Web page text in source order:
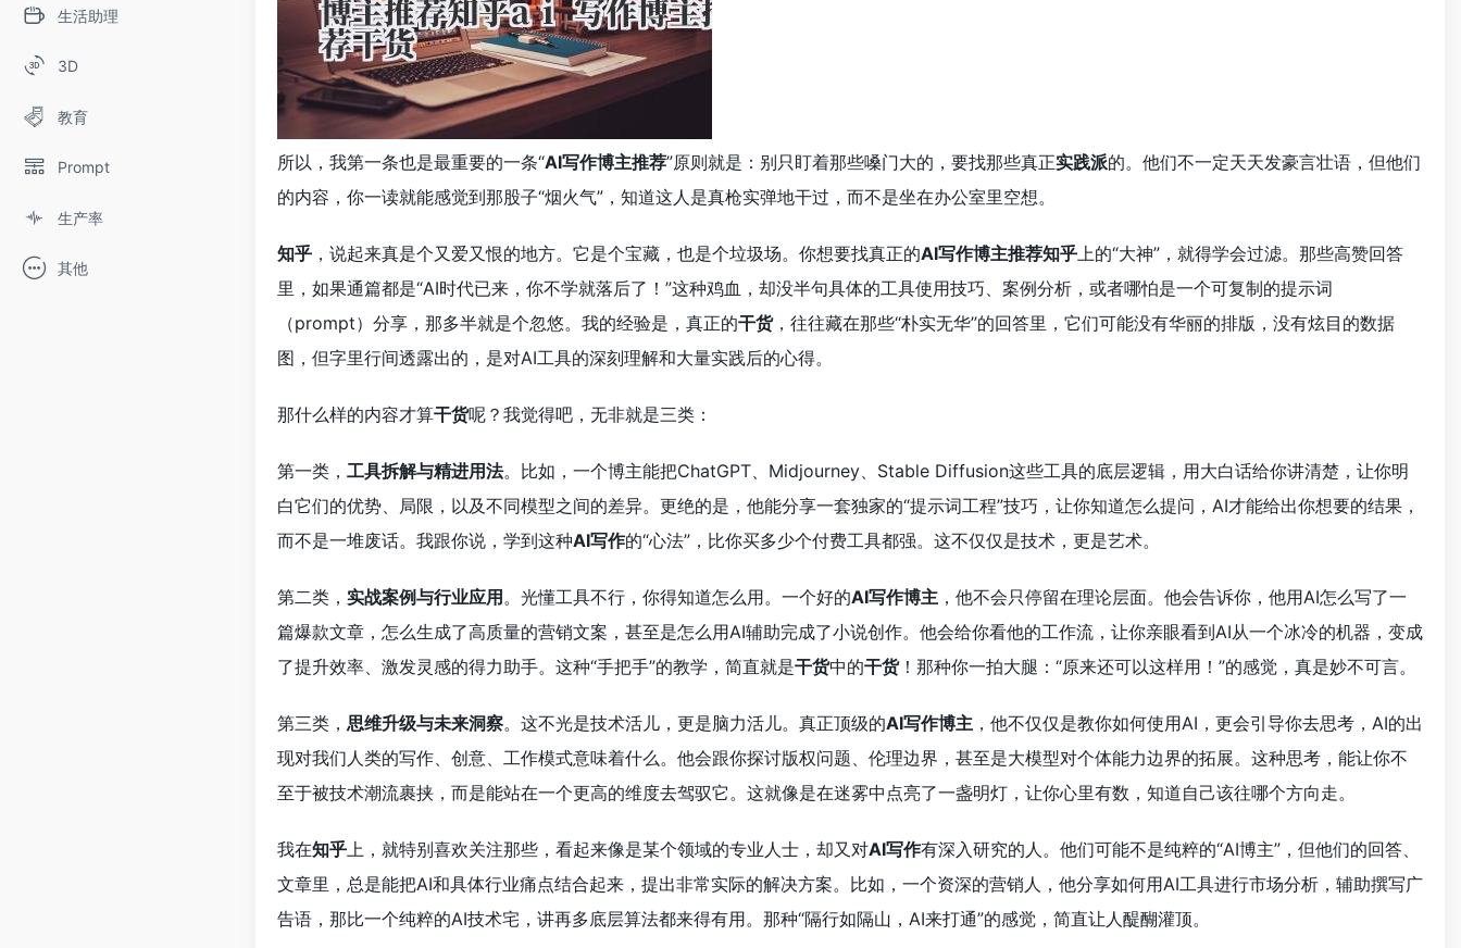
生活助理
3D
教育
Prompt
生产率
其他
所以，我第一条也是最重要的一条“AI写作博主推荐”原则就是：别只盯着那些嗓门大的，要找那些真正实践派的。他们不一定天天发豪言壮语，但他们
的内容，你一读就能感觉到那股子“烟火气”，知道这人是真枪实弹地干过，而不是坐在办公室里空想。
知乎 ，说起来真是个又爱又恨的地方。它是个宝藏，也是个垃圾场。你想要找真正的AI写作博主推荐知乎上的“大神”，就得学会过滤。那些高赞回答
里，如果通篇都是“AI时代已来，你不学就落后了！”这种鸡血，却没半句具体的工具使用技巧、案例分析，或者哪怕是一个可复制的提示词
（prompt）分享，那多半就是个忽悠。我的经验是，真正的干货，往往藏在那些“朴实无华”的回答里，它们可能没有华丽的排版，没有炫目的数据
图，但字里行间透露出的，是对AI工具的深刻理解和大量实践后的心得。
那什么样的内容才算干货呢？我觉得吧，无非就是三类：
第一类， 工具拆解与精进用法。比如，一个博主能把ChatGPT、Midjourney、Stable Diffusion这些工具的底层逻辑，用大白话给你讲清楚，让你明
白它们的优势、局限，以及不同模型之间的差异。更绝的是，他能分享一套独家的“提示词工程”技巧，让你知道怎么提问，AI才能给出你想要的结果，
而不是一堆废话。我跟你说，学到这种AI写作的“心法”，比你买多少个付费工具都强。这不仅仅是技术，更是艺术。
第二类， 实战案例与行业应用 。光懂工具不行，你得知道怎么用。一个好的AI写作博主 ，他不会只停留在理论层面。他会告诉你，他用AI怎么写了一
篇爆款文章，怎么生成了高质量的营销文案，甚至是怎么用AI辅助完成了小说创作。他会给你看他的工作流，让你亲眼看到AI从一个冰冷的机器，变成
了提升效率、激发灵感的得力助手。这种“手把手”的教学，简直就是干货中的干货！那种你一拍大腿：“原来还可以这样用！”的感觉，真是妙不可言。
第三类， 思维升级与未来洞察。这不光是技术活儿，更是脑力活儿。真正顶级的AI写作博主 ，他不仅仅是教你如何使用AI，更会引导你去思考，AI的出
现对我们人类的写作、创意、工作模式意味着什么。他会跟你探讨版权问题、伦理边界，甚至是大模型对个体能力边界的拓展。这种思考，能让你不
至于被技术潮流裹挟，而是能站在一个更高的维度去驾驭它。这就像是在迷雾中点亮了一盏明灯，让你心里有数，知道自己该往哪个方向走。
我在知乎上，就特别喜欢关注那些，看起来像是某个领域的专业人士，却又对AI写作有深入研究的人。他们可能不是纯粹的“AI博主”，但他们的回答、
文章里，总是能把AI和具体行业痛点结合起来，提出非常实际的解决方案。比如，一个资深的营销人，他分享如何用AI工具进行市场分析，辅助撰写广
告语，那比一个纯粹的AI技术宅，讲再多底层算法都来得有用。那种“隔行如隔山，AI来打通”的感觉，简直让人醍醐灌顶。